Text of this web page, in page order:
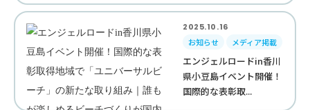
2025.10.16
お知らせ
メディア掲載
エンジェルロードin香川
県小豆島イベント開催！
国際的な表彰取...